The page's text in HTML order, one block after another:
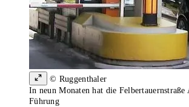
© Ruggenthaler
In neun Monaten hat die Felbertauernstraße
Führung